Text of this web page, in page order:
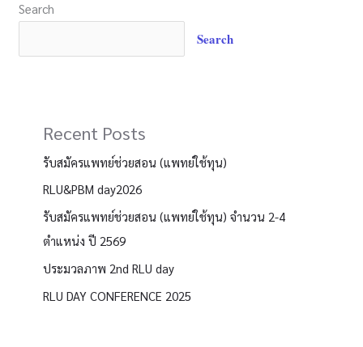
Search
Search
Recent Posts
รับสมัครแพทย์ช่วยสอน (แพทย์ใช้ทุน)
RLU&PBM day2026
รับสมัครแพทย์ช่วยสอน (แพทย์ใช้ทุน) จำนวน 2-4
ตำแหน่ง ปี 2569
ประมวลภาพ 2nd RLU day
RLU DAY CONFERENCE 2025